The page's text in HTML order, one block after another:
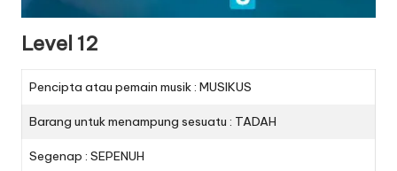
Level 12
Pencipta atau pemain musik : MUSIKUS
Barang untuk menampung sesuatu : TADAH
Segenap : SEPENUH